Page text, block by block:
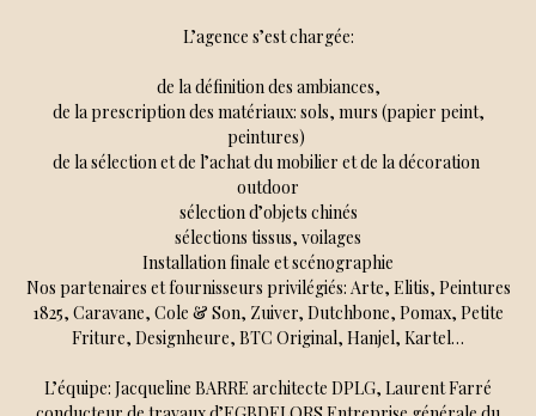
L’agence s’est chargée:
de la définition des ambiances,
de la prescription des matériaux: sols, murs (papier peint,
peintures)
de la sélection et de l’achat du mobilier et de la décoration
outdoor
sélection d’objets chinés
sélections tissus, voilages
Installation finale et scénographie
Nos partenaires et fournisseurs privilégiés: Arte, Elitis, Peintures
1825, Caravane, Cole & Son, Zuiver, Dutchbone, Pomax, Petite
Friture, Designheure, BTC Original, Hanjel, Kartel…
L’équipe: Jacqueline BARRE architecte DPLG, Laurent Farré